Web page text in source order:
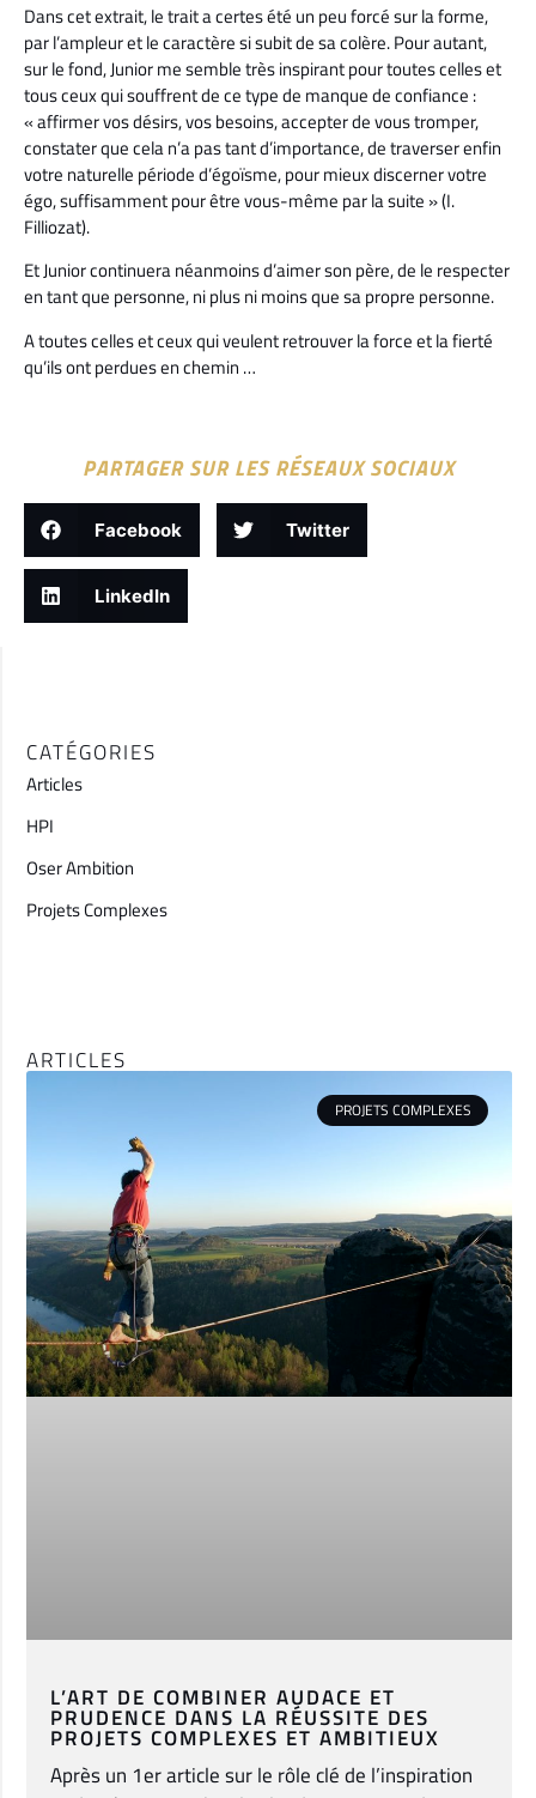
Dans cet extrait, le trait a certes été un peu forcé sur la forme,
par l’ampleur et le caractère si subit de sa colère. Pour autant,
sur le fond, Junior me semble très inspirant pour toutes celles et
tous ceux qui souffrent de ce type de manque de confiance :
« affirmer vos désirs, vos besoins, accepter de vous tromper,
constater que cela n’a pas tant d’importance, de traverser enfin
votre naturelle période d’égoïsme, pour mieux discerner votre
égo, suffisamment pour être vous-même par la suite » (I.
Filliozat).
Et Junior continuera néanmoins d’aimer son père, de le respecter
en tant que personne, ni plus ni moins que sa propre personne.
A toutes celles et ceux qui veulent retrouver la force et la fierté
qu’ils ont perdues en chemin …
PARTAGER SUR LES RÉSEAUX SOCIAUX
Facebook Twitter
LinkedIn
CATÉGORIES
Articles
HPI
Oser Ambition
Projets Complexes
ARTICLES
PROJETS COMPLEXES
L’ART DE COMBINER AUDACE ET
PRUDENCE DANS LA RÉUSSITE DES
PROJETS COMPLEXES ET AMBITIEUX
Après un 1er article sur le rôle clé de l’inspiration